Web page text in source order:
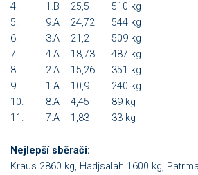
4. 1.B 25,5 510 kg
5. 9.A 24,72 544 kg
6. 3.A 21,2 509 kg
7. 4.A 18,73 487 kg
8. 2.A 15,26 351 kg
9. 1.A 10,9 240 kg
10. 8.A 4,45 89 kg
11. 7.A 1,83 33 kg
Nejlepší sběrači:
Kraus 2860 kg, Hadjsalah 1600 kg,